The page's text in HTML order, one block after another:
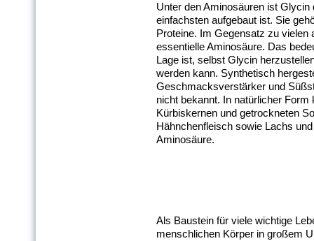
Unter den Aminosäuren ist
einfachsten aufgebaut ist. Sie
Proteine. Im Gegensatz zu vielen
essentielle Aminosäure. Das
Lage ist, selbst Glycin
werden kann. Synthetisch
Geschmacksverstärker und
nicht bekannt. In natürlicher
Kürbiskernen und getrockneten
Hähnchenfleisch sowie Lachs
Aminosäure.
Als Baustein für viele wichtige
menschlichen Körper in großem